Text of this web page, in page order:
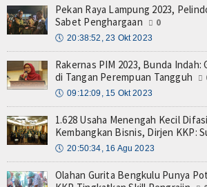
Pekan Raya Lampung 2023,
Sabet Penghargaan
0
🕔 20:38:52, 23 Okt 2023
Rakernas PIM 2023, Bunda Indah:
di Tangan Perempuan Tangguh
🕔 09:12:09, 15 Okt 2023
1.628 Usaha Menengah Kecil
Kembangkan Bisnis, Dirjen KKP:
🕔 20:50:34, 16 Agu 2023
Olahan Gurita Bengkulu Punya